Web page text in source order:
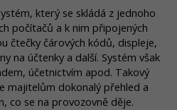
který se skládá z jednoho
počítačů a k nim připojených
čtečky čárových kódů, displeje,
na účtenky a další. Systém však
účetnictvím apod. Takový
majitelům dokonalý přehled a
co se na provozovně děje.